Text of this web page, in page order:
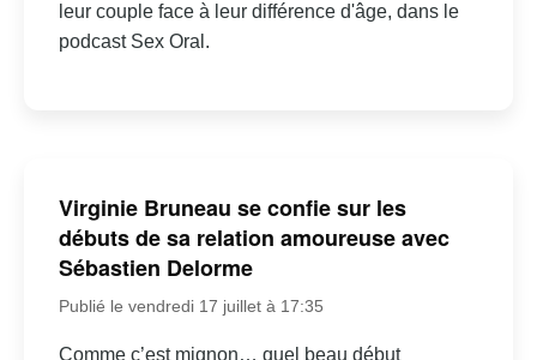
leur couple face à leur différence d'âge, dans le
podcast Sex Oral.
Virginie Bruneau se confie sur les
débuts de sa relation amoureuse avec
Sébastien Delorme
Publié le vendredi 17 juillet à 17:35
Comme c’est mignon… quel beau début